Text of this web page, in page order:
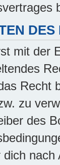
DES
mit der
Recht
zu
des
dich